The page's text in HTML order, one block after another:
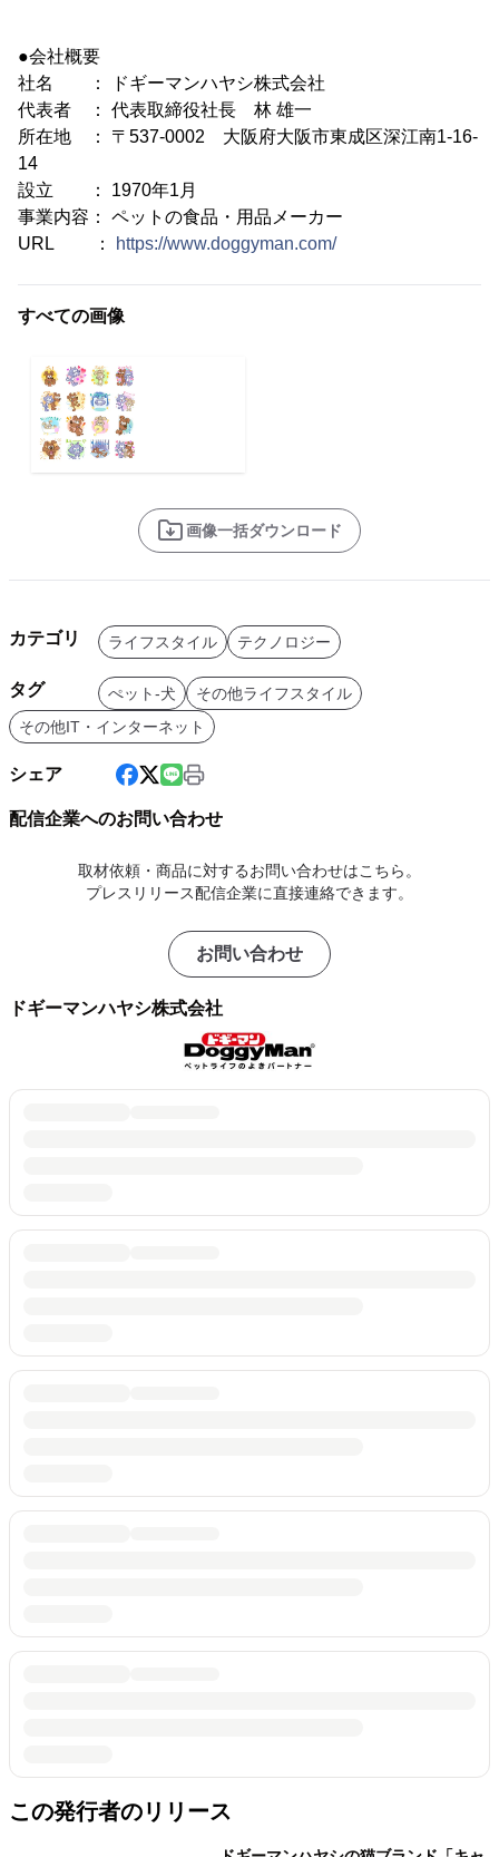
●会社概要
社名 ： ドギーマンハヤシ株式会社
代表者 ： 代表取締役社長 林 雄一
所在地 ： 〒537-0002 大阪府大阪市東成区深江南1-16-
14
設立 ： 1970年1月
事業内容： ペットの食品・用品メーカー
URL ：
https://www.doggyman.com/
すべての画像
画像一括ダウンロード
カテゴリ ライフスタイル テクノロジー
タグ ぺット-犬
その他ライフスタイル
その他IT・インターネット
シェア
配信企業へのお問い合わせ
取材依頼・商品に対するお問い合わせはこちら。
プレスリリース配信企業に直接連絡できます。
お問い合わせ
ドギーマンハヤシ株式会社
この発行者のリリース